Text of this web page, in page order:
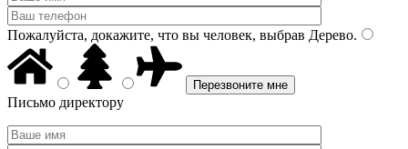
Пожалуйста, докажите, что вы человек, выбрав Дерево.
Письмо директору